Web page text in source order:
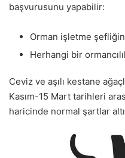
başvurusunu yapabilir:
Orman işletme
Herhangi bir
Ceviz ve aşılı kestane
Kasım-15 Mart tarihleri
haricinde normal şartlar